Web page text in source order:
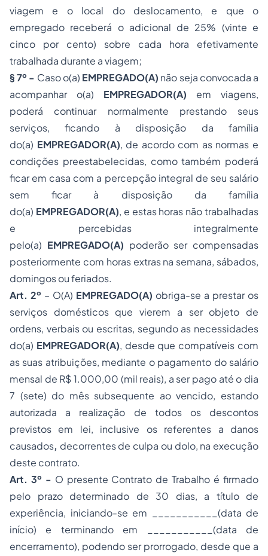
viagem e o local do deslocamento, e que o
empregado receberá o adicional de 25% (vinte e
cinco por cento) sobre cada hora efetivamente
trabalhada durante a viagem;
§ 7º - Caso o(a) EMPREGADO(A) não seja convocada a
acompanhar o(a) EMPREGADOR(A) em viagens,
poderá continuar normalmente prestando seus
serviços, ficando à disposição da família
do(a) EMPREGADOR(A), de acordo com as normas e
condições preestabelecidas, como também poderá
ficar em casa com a percepção integral de seu salário
sem ficar à disposição da família
do(a) EMPREGADOR(A), e estas horas não trabalhadas
e percebidas integralmente
pelo(a) EMPREGADO(A) poderão ser compensadas
posteriormente com horas extras na semana, sábados,
domingos ou feriados.
Art. 2º – O(A) EMPREGADO(A) obriga-se a prestar os
serviços domésticos que vierem a ser objeto de
ordens, verbais ou escritas, segundo as necessidades
do(a) EMPREGADOR(A), desde que compatíveis com
as suas atribuições, mediante o pagamento do salário
mensal de R$ 1.000,00 (mil reais), a ser pago até o dia
7 (sete) do mês subsequente ao vencido, estando
autorizada a realização de todos os descontos
previstos em lei, inclusive os referentes a danos
causados, decorrentes de culpa ou dolo, na execução
deste contrato.
Art. 3º - O presente Contrato de Trabalho é firmado
pelo prazo determinado de 30 dias, a título de
experiência, iniciando-se em ___________(data de
início) e terminando em ___________(data de
encerramento), podendo ser prorrogado, desde que a